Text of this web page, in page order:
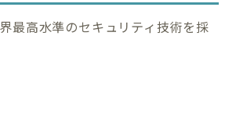
最高水準のセキュリティ技術を採